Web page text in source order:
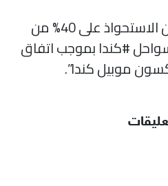
شركة #قطر للطاقة تعلن الاستحواذ على 40% من
#كندا بموجب اتفاق
موبيل كندا”.